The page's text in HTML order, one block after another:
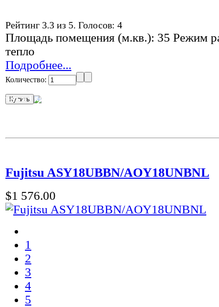
Рейтинг 3.3 из 5. Голосов: 4
Площадь помещения (м.кв.): 35 Режим
тепло
Подробнее...
Количество:
в 1 клик
Fujitsu ASY18UBBN/AOY18UNBNL
$1 576.00
1
2
3
4
5